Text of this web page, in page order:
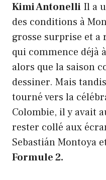
Kimi Antonelli Il a
des conditions à
grosse surprise et
qui commence déjà
alors que la saison
dessiner. Mais
tourné vers la
Colombie, il y avait
rester collé aux
Sebastián Montoya
Formule 2.